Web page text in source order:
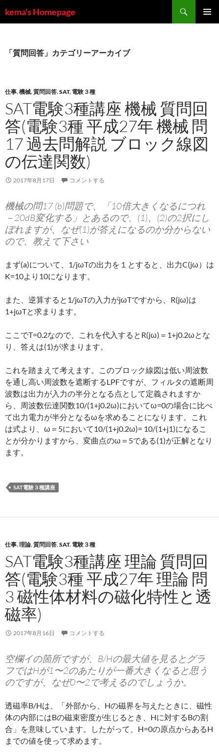
ン
キ
プ
kema's Homepage
索
「質問回答」カテゴリーアーカイブ
仕事,機械,質問回答,SAT, 電験３種
SAT電験3種講座 機械 質問回
答(電験3種 平成27年 機械 問
17 過去問解説 ブロック線図
の伝達関数)
2017年8月17日 コメントする
機械の問17 (b)問題で、「10倍大きくなるにつれ
－20dB変化する」とあるので、(1)、(2)の2択にし
ぼれますが、なぜ(1)が答えになるのか分からない
ので、教えて下さい
まず(a)について、1/jωTの出力を１とすると、出力C(jω）は
K=10より10になります。
また、逆算すると1/jωTの入力がjωTですから、R(jω)は
1+jωTと求まります。
ここでT=0.2なので、これを代入するとR(jω)＝1+j0.2ωとな
り、答えは(1)が求まります。
これを踏まえて考えます。このブロック線図は低い周波数
を通し高い周波数を遮断するLPFですが、フィルタの遮断周
波数は出力が入力の半分となる点として定義されますか
ら、周波数伝達関数10/(1+j0.2ω)においてω=0の場合に比べ
て出力電力が半分となるωを求めることになります。これ
は式より、ω＝5において10/(1+j0.2ω)= 10/(1+j1)になるこ
とが分かりますから、変曲点のω＝5である(1)が正解となり
ます。
SAT電験３種講座
仕事,理論,質問回答,SAT, 電験３種
SAT電験3種講座 理論 質問回
答(電験3種 平成27年 理論 問
3 磁性体材料の磁化特性と透
磁率)
2017年8月16日 コメントする
空欄イの箇所ですが、B/Hの最大値を見るとグラ
フではHが1〜2のあたりが一番大きくなると思う
のですが、なぜ0〜2で考えるのでしょうか。
透磁率B/Hは、「外部から、Hの磁界を与えたときに、磁性
体の内部にはBの磁束密度が生じるとき、Hに対するBの割
合」を意味しています。したがって、H=0の原点からあるH
までの値を使って求めます。